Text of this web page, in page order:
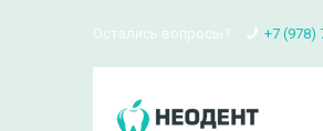
Остались вопросы? +7 (978)